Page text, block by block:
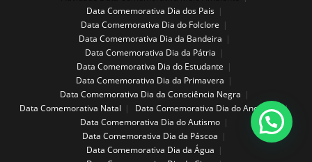
Data Comemorativa Dia dos Pais
Data Comemorativa Dia do Folclore
Data Comemorativa Dia da Bandeira
Data Comemorativa Dia da Pátria
Data Comemorativa Dia do Estudante
Data Comemorativa Dia da Primavera
Data Comemorativa Dia da Consciência Negra
Data Comemorativa Natal
Data Comemorativa Dia do Ano Novo
Data Comemorativa Dia do Autismo
Data Comemorativa Dia da Páscoa
Data Comemorativa Dia da Água